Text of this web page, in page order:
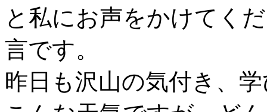
と私にお声をかけてく
言です。
昨日も沢山の気付き、